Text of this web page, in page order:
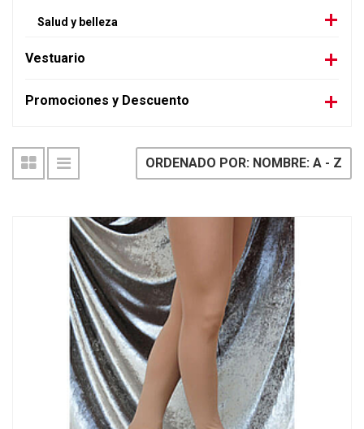
Salud y belleza
Vestuario
Promociones y Descuento
ORDENADO POR: NOMBRE: A - Z